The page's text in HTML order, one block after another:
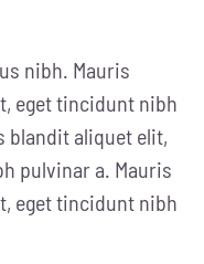
nibh. Mauris
eget tincidunt nibh
blandit aliquet elit,
pulvinar a. Mauris
eget tincidunt nibh